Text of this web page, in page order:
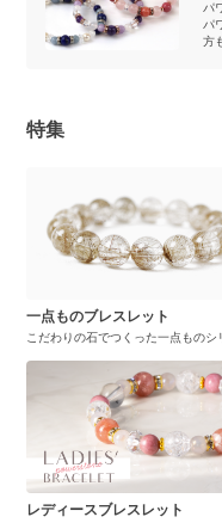
パ
パ
方
特集
一点ものブレスレット
こだわりの石でつくった一点ものシ
レディースブレスレット